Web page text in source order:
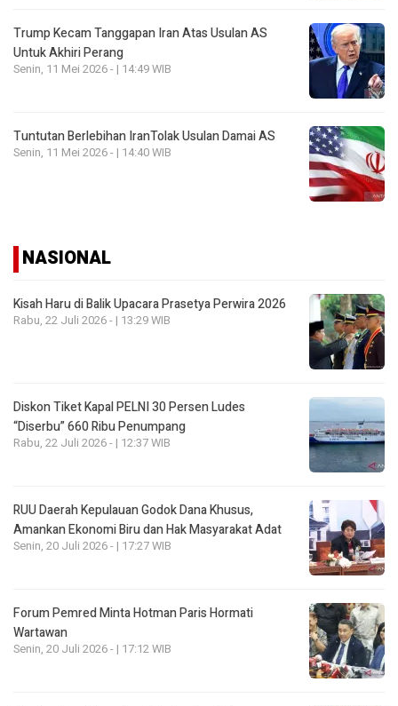
Trump Kecam Tanggapan Iran Atas Usulan AS
Untuk Akhiri Perang
Senin, 11 Mei 2026 - | 14:49 WIB
Tuntutan Berlebihan IranTolak Usulan Damai AS
Senin, 11 Mei 2026 - | 14:40 WIB
NASIONAL
Kisah Haru di Balik Upacara Prasetya Perwira 2026
Rabu, 22 Juli 2026 - | 13:29 WIB
Diskon Tiket Kapal PELNI 30 Persen Ludes
“Diserbu” 660 Ribu Penumpang
Rabu, 22 Juli 2026 - | 12:37 WIB
RUU Daerah Kepulauan Godok Dana Khusus,
Amankan Ekonomi Biru dan Hak Masyarakat Adat
Senin, 20 Juli 2026 - | 17:27 WIB
Forum Pemred Minta Hotman Paris Hormati
Wartawan
Senin, 20 Juli 2026 - | 17:12 WIB